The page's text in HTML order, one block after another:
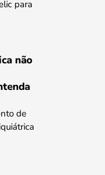
para
não
de